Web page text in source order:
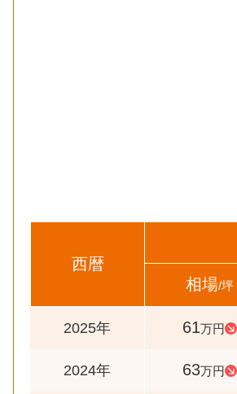
西暦
相場/坪
2025年 61万円
2024年 63万円